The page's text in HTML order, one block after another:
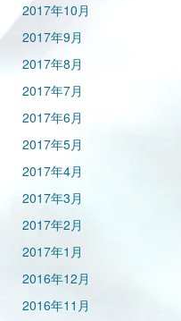
2017年10月
2017年9月
2017年8月
2017年7月
2017年6月
2017年5月
2017年4月
2017年3月
2017年2月
2017年1月
2016年12月
2016年11月